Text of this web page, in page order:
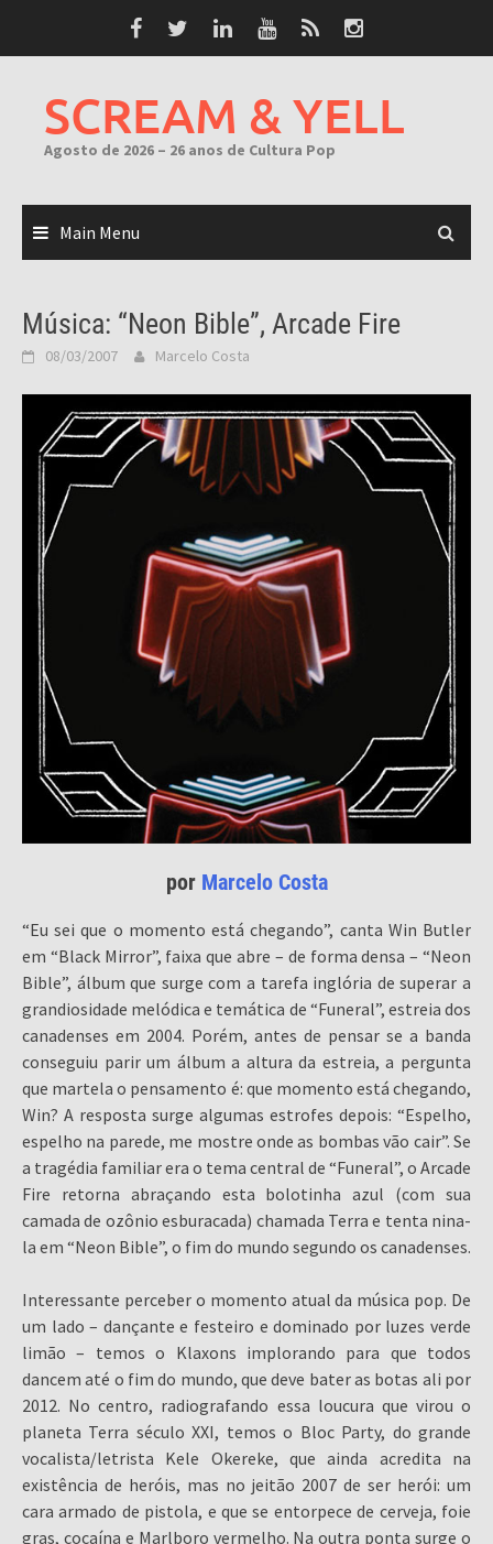
SCREAM & YELL
Agosto de 2026 – 26 anos de Cultura Pop
Main Menu
Música: “Neon Bible”, Arcade Fire
08/03/2007 Marcelo Costa
por Marcelo Costa
“Eu sei que o momento está chegando”, canta Win Butler
em “Black Mirror”, faixa que abre – de forma densa – “Neon
Bible”, álbum que surge com a tarefa inglória de superar a
grandiosidade melódica e temática de “Funeral”, estreia dos
canadenses em 2004. Porém, antes de pensar se a banda
conseguiu parir um álbum a altura da estreia, a pergunta
que martela o pensamento é: que momento está chegando,
Win? A resposta surge algumas estrofes depois: “Espelho,
espelho na parede, me mostre onde as bombas vão cair”. Se
a tragédia familiar era o tema central de “Funeral”, o Arcade
Fire retorna abraçando esta bolotinha azul (com sua
camada de ozônio esburacada) chamada Terra e tenta nina-
la em “Neon Bible”, o fim do mundo segundo os canadenses.
Interessante perceber o momento atual da música pop. De
um lado – dançante e festeiro e dominado por luzes verde
limão – temos o Klaxons implorando para que todos
dancem até o fim do mundo, que deve bater as botas ali por
2012. No centro, radiografando essa loucura que virou o
planeta Terra século XXI, temos o Bloc Party, do grande
vocalista/letrista Kele Okereke, que ainda acredita na
existência de heróis, mas no jeitão 2007 de ser herói: um
cara armado de pistola, e que se entorpece de cerveja, foie
gras, cocaína e Marlboro vermelho. Na outra ponta surge o